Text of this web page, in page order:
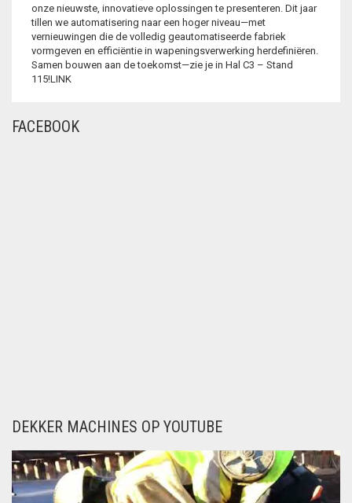
WAPENING
MACHINES
STAAFVERWERKING
KORVEN- EN
onze nieuwste, innovatieve oplossingen te presenteren. Dit jaar
tillen we automatisering naar een hoger niveau—met
vernieuwingen die de volledig geautomatiseerde fabriek
vormgeven en efficiëntie in wapeningsverwerking herdefiniëren.
Samen bouwen aan de toekomst—zie je in Hal C3 – Stand
115!LINK
FACEBOOK
DEKKER MACHINES OP YOUTUBE